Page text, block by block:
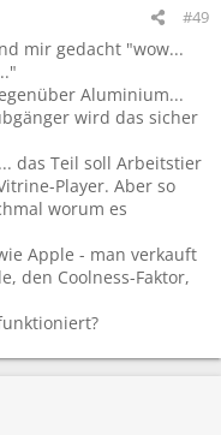
#49
mir gedacht "wow...
Aluminium...
wird das sicher
... das Teil soll Arbeitstier
Player. Aber so
worum es
Apple - man verkauft
den Coolness-Faktor,